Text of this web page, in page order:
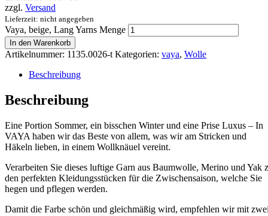
zzgl. Versand
Lieferzeit: nicht angegeben
Vaya, beige, Lang Yarns Menge
In den Warenkorb
Artikelnummer: 1135.0026-t Kategorien: vaya, Wolle
Beschreibung
Beschreibung
Eine Portion Sommer, ein bisschen Winter und eine Prise Luxus – In
VAYA haben wir das Beste von allem, was wir am Stricken und
Häkeln lieben, in einem Wollknäuel vereint.
Verarbeiten Sie dieses luftige Garn aus Baumwolle, Merino und Yak
den perfekten Kleidungsstücken für die Zwischensaison, welche Sie
hegen und pflegen werden.
Damit die Farbe schön und gleichmäßig wird, empfehlen wir mit